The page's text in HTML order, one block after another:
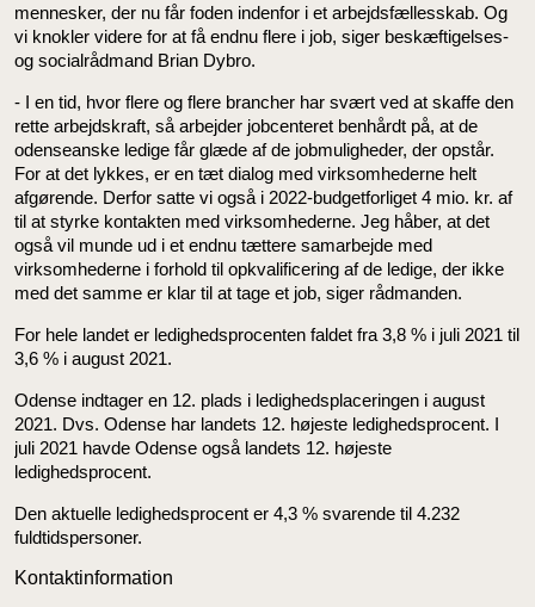
mennesker, der nu får foden indenfor i et arbejdsfællesskab. Og
vi knokler videre for at få endnu flere i job, siger beskæftigelses-
og socialrådmand Brian Dybro.
- I en tid, hvor flere og flere brancher har svært ved at skaffe den
rette arbejdskraft, så arbejder jobcenteret benhårdt på, at de
odenseanske ledige får glæde af de jobmuligheder, der opstår.
For at det lykkes, er en tæt dialog med virksomhederne helt
afgørende. Derfor satte vi også i 2022-budgetforliget 4 mio. kr. af
til at styrke kontakten med virksomhederne. Jeg håber, at det
også vil munde ud i et endnu tættere samarbejde med
virksomhederne i forhold til opkvalificering af de ledige, der ikke
med det samme er klar til at tage et job, siger rådmanden.
For hele landet er ledighedsprocenten faldet fra 3,8 % i juli 2021 til
3,6 % i august 2021.
Odense indtager en 12. plads i ledighedsplaceringen i august
2021. Dvs. Odense har landets 12. højeste ledighedsprocent. I
juli 2021 havde Odense også landets 12. højeste
ledighedsprocent.
Den aktuelle ledighedsprocent er 4,3 % svarende til 4.232
fuldtidspersoner.
Kontaktinformation